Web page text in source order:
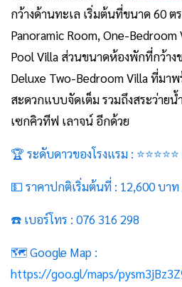
กว้างด้านทะเล เริ่มต้นที่ขนาด 60
Panoramic Room, One-Bedroom
Pool Villa ส่วนขนาดห้องพักที่กว้าง
Deluxe Two-Bedroom Villa ที่มา
สะดวกแบบจัดเต็ม รวมถึงสระว่าย
เซกคิวทีฟ เลาจน์ อีกด้วย
🏆 ระดับดาวของโรงแรม : ⭐⭐⭐⭐⭐
💵 ราคาปกติเริ่มต้นที่ : 12,600 บา
☎️ เบอร์โทร : 076 316 298
🗺️ Google Map :
https://goo.gl/maps/